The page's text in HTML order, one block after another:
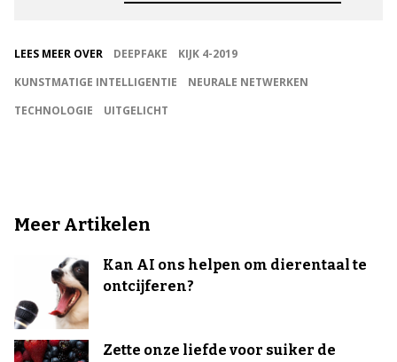
LEES MEER OVER DEEPFAKE
KIJK 4-2019
KUNSTMATIGE INTELLIGENTIE
NEURALE NETWERKEN
TECHNOLOGIE
UITGELICHT
Meer Artikelen
Kan AI ons helpen om dierentaal te
ontcijferen?
Zette onze liefde voor suiker de